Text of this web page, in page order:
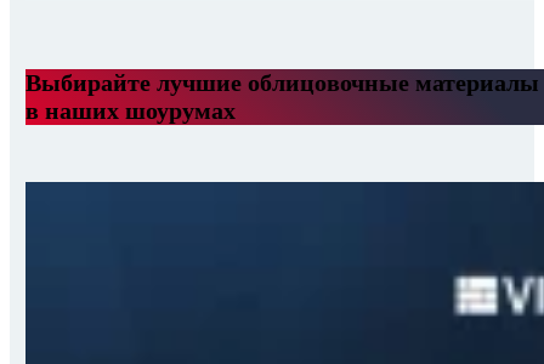
Выбирайте лучшие облицовочные материалы
в наших шоурумах